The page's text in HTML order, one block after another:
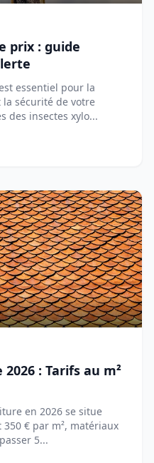
prix : guide
essentiel pour la
sécurité de votre
des insectes xylo...
: Tarifs au m²
en 2026 se situe
€ par m², matériaux
5...